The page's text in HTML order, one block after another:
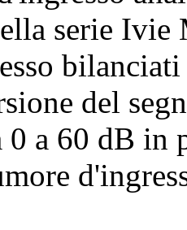
serie Ivie
del
a 60 dB in